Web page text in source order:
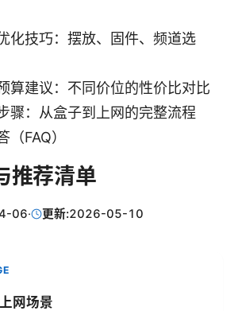
化技巧：摆放、固件、频道选
算建议：不同价位的性价比对比
骤：从盒子到上网的完整流程
（FAQ）
推荐清单
06· 更新:2026-05-10
网场景